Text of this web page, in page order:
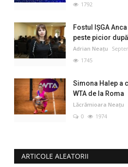
1792
Fostul IȘGA
peste picior
Adrian Neațu
1745
Simona Halep a
WTA de la Roma
Lăcrămioara Neațu
0
1974
ARTICOLE ALEATORII